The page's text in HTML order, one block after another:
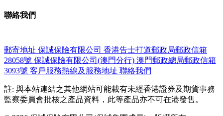
聯絡我們
郵寄地址 保誠保險有限公司 香港告士打道郵政局郵政信箱
28058號 保誠保險有限公司(澳門分行) 澳門郵政總局郵政信箱
3093號 客戶服務熱線及服務地址 聯絡我們
註: 與本站連結之其他網站可能載有未經香港證券及期貨事務
監察委員會批核之產品資料，此等產品亦不可在港發售。